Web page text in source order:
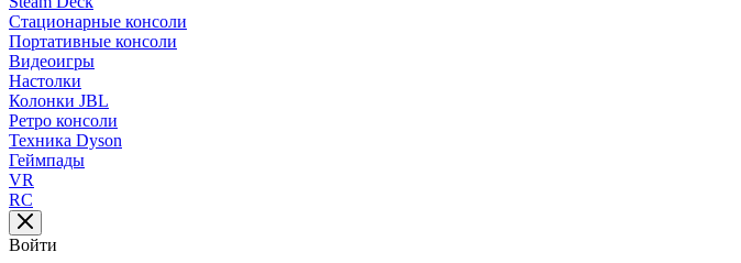
Стационарные консоли
Портативные консоли
Видеоигры
Настолки
Колонки JBL
Ретро консоли
Техника Dyson
Геймпады
VR
RC
Войти